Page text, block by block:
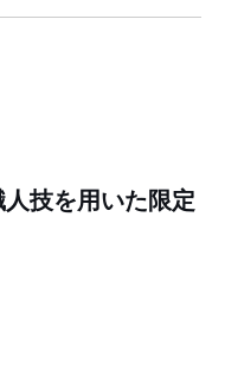
技を用いた限定